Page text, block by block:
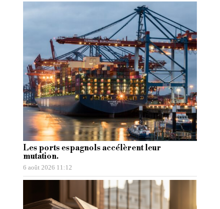
Les ports espagnols accélèrent leur
mutation.
6 août 2026 11:12